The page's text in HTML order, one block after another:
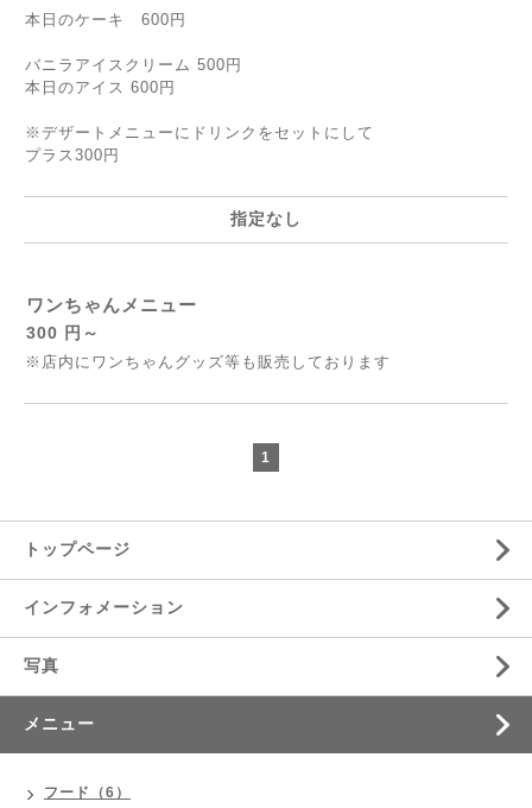
本日のケーキ 600円
バニラアイスクリーム 500円
本日のアイス 600円
※デザートメニューにドリンクをセットにして
プラス300円
指定なし
ワンちゃんメニュー
300 円～
※店内にワンちゃんグッズ等も販売しております
1
トップページ
インフォメーション
写真
メニュー
フード（6）